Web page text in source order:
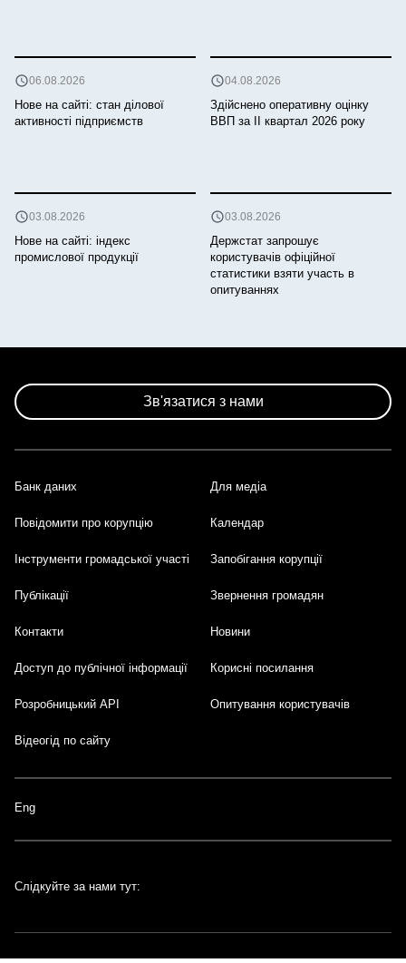
06.08.2026
Нове на сайті: стан ділової
активності підприємств
04.08.2026
Здійснено оперативну оцінку
ВВП за ІI квартал 2026 року
03.08.2026
Нове на сайті: індекс
промислової продукції
03.08.2026
Держстат запрошує
користувачів офіційної
статистики взяти участь в
опитуваннях
Зв'язатися з нами
Footer
Банк даних Для медіа
Повідомити про корупцію Календар
Інструменти громадської участі Запобігання корупції
Публікації Звернення громадян
Контакти Новини
Доступ до публічної інформації Корисні посилання
Розробницький API Опитування користувачів
Відеогід по сайту
Eng
Слідкуйте за нами тут: